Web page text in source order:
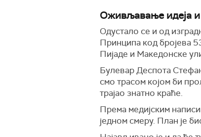
Оживљавање идеја
Одустало се и од
Принципа код бројева
Пијаде и Македонске
Булевар Деспота
смо трасом којом би
трајао знатно краће.
Према медијским
једном смеру. План је